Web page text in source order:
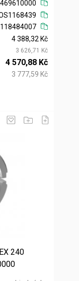
4 388,32 Kč
3 626,71 Kč
4 570,88 Kč
3 777,59 Kč
košíku
240